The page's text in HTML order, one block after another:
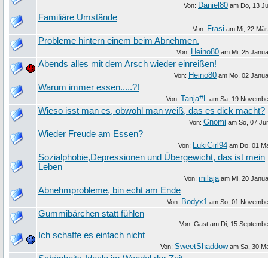
Von: Daniel80 am Do, 13
Familiäre Umstände
Von: Frasi am Mi, 22
Probleme hintern einem beim Abnehmen.
Von: Heino80 am Mi, 25
Abends alles mit dem Arsch wieder einreißen!
Von: Heino80 am Mo, 02
Warum immer essen.....?!
Von: Tanja#L am Sa, 19
Wieso isst man es, obwohl man weiß, das es dick macht?
Von: Gnomi am So, 07
Wieder Freude am Essen?
Von: LukiGirl94 am Do, 01
Sozialphobie,Depressionen und Übergewicht, das ist mein
Leben
Von: milaja am Mi, 20
Abnehmprobleme, bin echt am Ende
Von: Bodyx1 am So, 01
Gummibärchen statt fühlen
Von: Gast am Di, 15
Ich schaffe es einfach nicht
Von: SweetShaddowam Sa, 30